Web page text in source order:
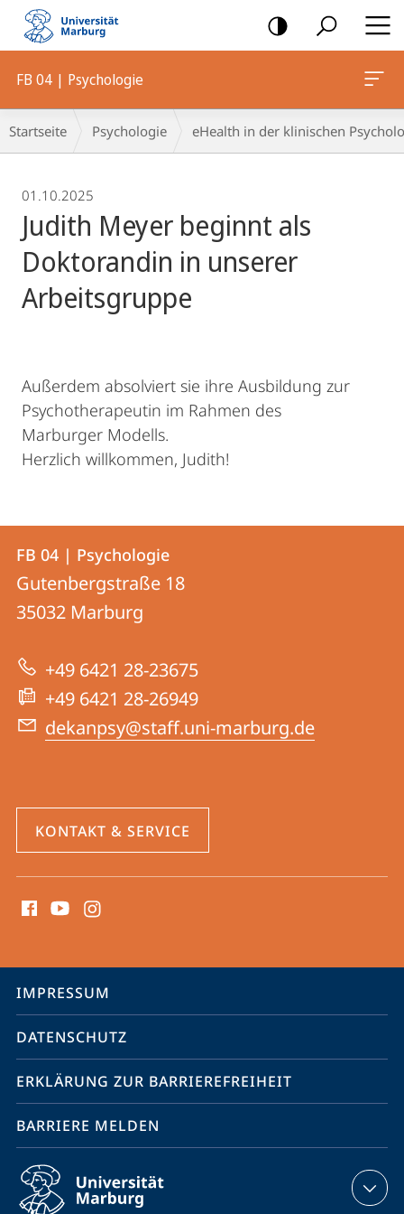
Mobile-
Navigation
FB 04 | Psychologie
Breadcrumb-
Navigation
Startseite Psychologie eHealth in der klinischen
01.10.2025
Judith Meyer beginnt als
Doktorandin in unserer
Arbeitsgruppe
Außerdem absolviert sie ihre Ausbildung zur
Psychotherapeutin im Rahmen des
Marburger Modells.
Herzlich willkommen, Judith!
Kontakt
und
Informationen
zur
Website
Kontaktinformationen
FB
04
|
Psychologie
FB 04 | Psychologie
Gutenbergstraße 18
35032 Marburg
+49 6421 28-23675
+49 6421 28-26949
dekanpsy@staff.uni-marburg.de
KONTAKT & SERVICE
Media
Service-
Navigation
IMPRESSUM
DATENSCHUTZ
ERKLÄRUNG ZUR BARRIEREFREIHEIT
BARRIERE MELDEN